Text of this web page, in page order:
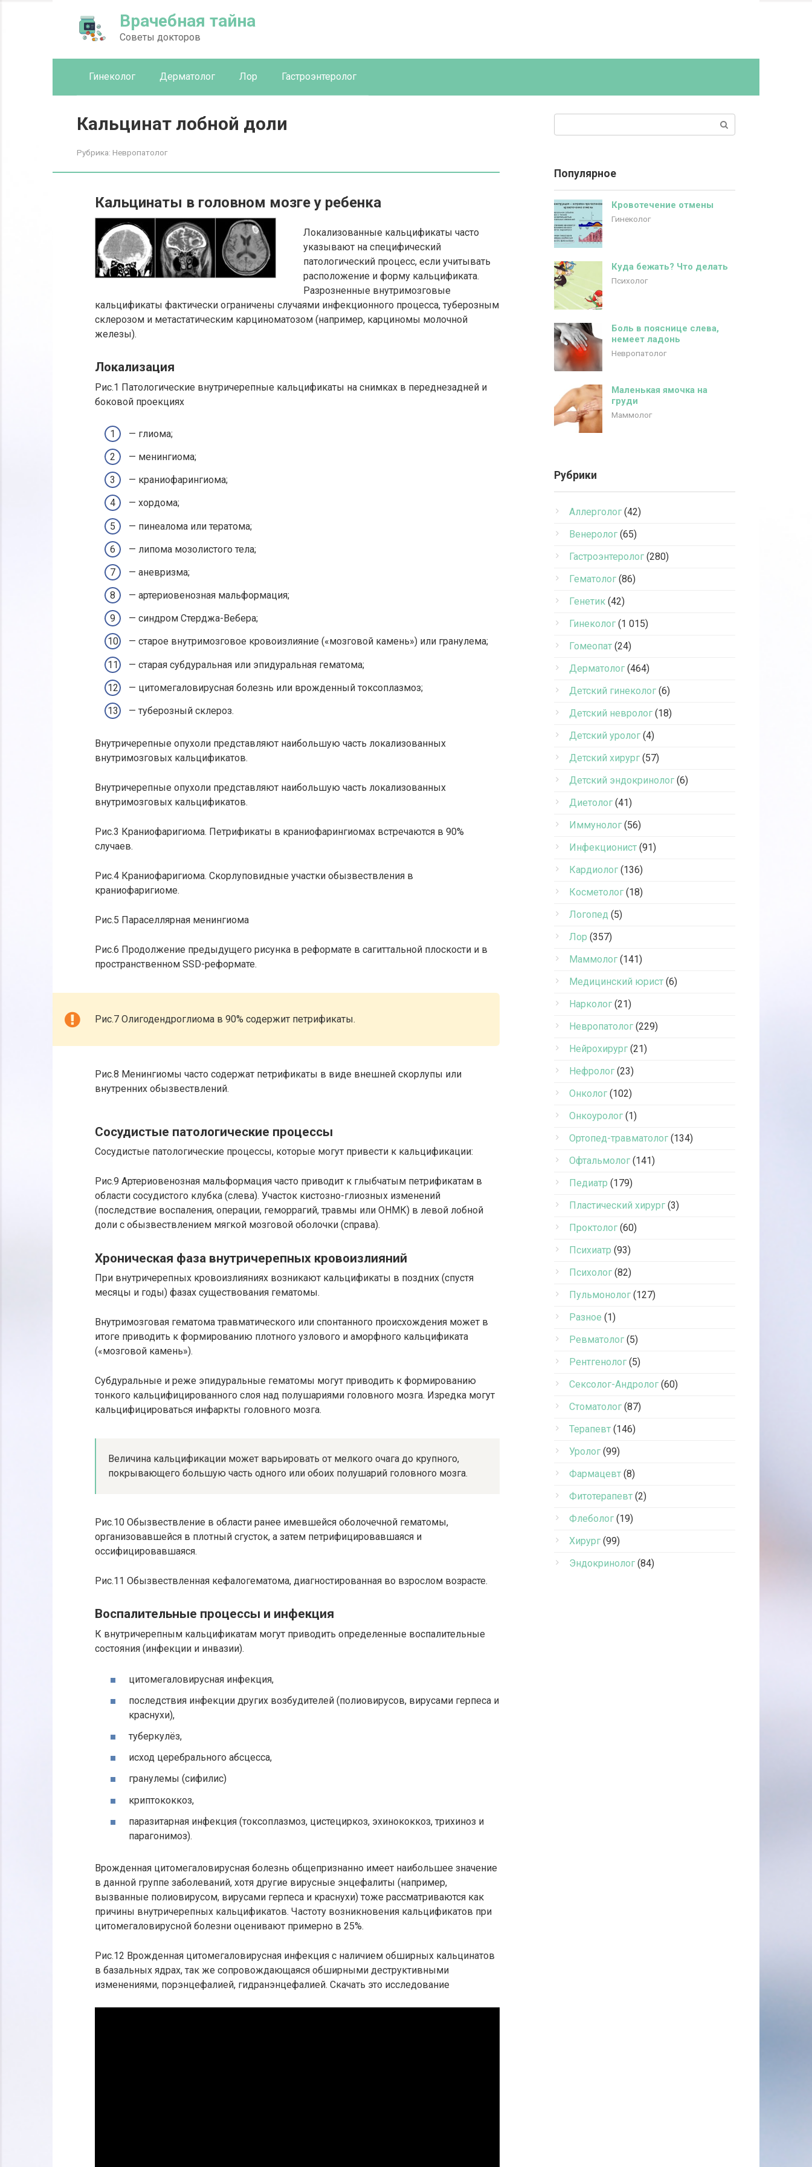
Врачебная тайна
Советы докторов
Гинеколог Дерматолог Лор Гастроэнтеролог
Кальцинат лобной доли
Рубрика: Невропатолог
Кальцинаты в головном мозге у ребенка
Локализованные кальцификаты часто
указывают на специфический
патологический процесс, если учитывать
расположение и форму кальцификата.
Разрозненные внутримозговые
кальцификаты фактически ограничены случаями инфекционного процесса, туберозным
склерозом и метастатическим карциноматозом (например, карциномы молочной
железы).
Локализация
Рис.1 Патологические внутричерепные кальцификаты на снимках в переднезадней и
боковой проекциях
— глиома;
— менингиома;
— краниофарингиома;
— хордома;
— пинеалома или тератома;
— липома мозолистого тела;
— аневризма;
— артериовенозная мальформация;
— синдром Стерджа-Вебера;
— старое внутримозговое кровоизлияние («мозговой камень») или гранулема;
— старая субдуральная или эпидуральная гематома;
— цитомегаловирусная болезнь или врожденный токсоплазмоз;
— туберозный склероз.
Внутричерепные опухоли представляют наибольшую часть локализованных
внутримозговых кальцификатов.
Внутричерепные опухоли представляют наибольшую часть локализованных
внутримозговых кальцификатов.
Рис.3 Краниофаригиома. Петрификаты в краниофарингиомах встречаются в 90%
случаев.
Рис.4 Краниофаригиома. Скорлуповидные участки обызвествления в
краниофаригиоме.
Рис.5 Параселлярная менингиома
Рис.6 Продолжение предыдущего рисунка в реформате в сагиттальной плоскости и в
пространственном SSD-реформате.
Рис.7 Олигодендроглиома в 90% содержит петрификаты.
Рис.8 Менингиомы часто содержат петрификаты в виде внешней скорлупы или
внутренних обызвествлений.
Сосудистые патологические процессы
Сосудистые патологические процессы, которые могут привести к кальцификации:
Рис.9 Артериовенозная мальформация часто приводит к глыбчатым петрификатам в
области сосудистого клубка (слева). Участок кистозно-глиозных изменений
(последствие воспаления, операции, геморрагий, травмы или ОНМК) в левой лобной
доли с обызвествлением мягкой мозговой оболочки (справа).
Хроническая фаза внутричерепных кровоизлияний
При внутричерепных кровоизлияниях возникают кальцификаты в поздних (спустя
месяцы и годы) фазах существования гематомы.
Внутримозговая гематома травматического или спонтанного происхождения может в
итоге приводить к формированию плотного узлового и аморфного кальцификата
(«мозговой камень»).
Субдуральные и реже эпидуральные гематомы могут приводить к формированию
тонкого кальцифицированного слоя над полушариями головного мозга. Изредка могут
кальцифицироваться инфаркты головного мозга.
Величина кальцификации может варьировать от мелкого очага до крупного,
покрывающего большую часть одного или обоих полушарий головного мозга.
Рис.10 Обызвествление в области ранее имевшейся оболочечной гематомы,
организовавшейся в плотный сгусток, а затем петрифицировавшаяся и
оссифицировавшаяся.
Рис.11 Обызвествленная кефалогематома, диагностированная во взрослом возрасте.
Воспалительные процессы и инфекция
К внутричерепным кальцификатам могут приводить определенные воспалительные
состояния (инфекции и инвазии).
цитомегаловирусная инфекция,
последствия инфекции других возбудителей (полиовирусов, вирусами герпеса и
краснухи),
туберкулёз,
исход церебрального абсцесса,
гранулемы (сифилис)
криптококкоз,
паразитарная инфекция (токсоплазмоз, цистециркоз, эхинококкоз, трихиноз и
парагонимоз).
Врожденная цитомегаловирусная болезнь общепризнанно имеет наибольшее значение
в данной группе заболеваний, хотя другие вирусные энцефалиты (например,
вызванные полиовирусом, вирусами герпеса и краснухи) тоже рассматриваются как
причины внутричерепных кальцификатов. Частоту возникновения кальцификатов при
цитомегаловирусной болезни оценивают примерно в 25%.
Рис.12 Врожденная цитомегаловирусная инфекция с наличием обширных кальцинатов
в базальных ядрах, так же сопровождающаяся обширными деструктивными
изменениями, порэнцефалией, гидранэнцефалией. Скачать это исследование
Популярное
Кровотечение отмены
Гинеколог
Куда бежать? Что делать
Психолог
Боль в пояснице слева,
немеет ладонь
Невропатолог
Маленькая ямочка на
груди
Маммолог
Рубрики
Аллерголог (42)
Венеролог (65)
Гастроэнтеролог (280)
Гематолог (86)
Генетик (42)
Гинеколог (1 015)
Гомеопат (24)
Дерматолог (464)
Детский гинеколог (6)
Детский невролог (18)
Детский уролог (4)
Детский хирург (57)
Детский эндокринолог (6)
Диетолог (41)
Иммунолог (56)
Инфекционист (91)
Кардиолог (136)
Косметолог (18)
Логопед (5)
Лор (357)
Маммолог (141)
Медицинский юрист (6)
Нарколог (21)
Невропатолог (229)
Нейрохирург (21)
Нефролог (23)
Онколог (102)
Онкоуролог (1)
Ортопед-травматолог (134)
Офтальмолог (141)
Педиатр (179)
Пластический хирург (3)
Проктолог (60)
Психиатр (93)
Психолог (82)
Пульмонолог (127)
Разное (1)
Ревматолог (5)
Рентгенолог (5)
Сексолог-Андролог (60)
Стоматолог (87)
Терапевт (146)
Уролог (99)
Фармацевт (8)
Фитотерапевт (2)
Флеболог (19)
Хирург (99)
Эндокринолог (84)